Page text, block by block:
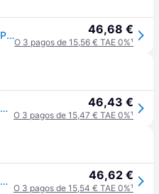
Barra de tracción HMS DD400 Premium - Noir 46,68 €
O 3 pagos de 15,56 € TAE 0%¹
Barra de tracción HMS DD400 Premium - Noir 46,43 €
O 3 pagos de 15,47 € TAE 0%¹
Barra de tracción HMS DD400 Premium - Noir 46,62 €
O 3 pagos de 15,54 € TAE 0%¹